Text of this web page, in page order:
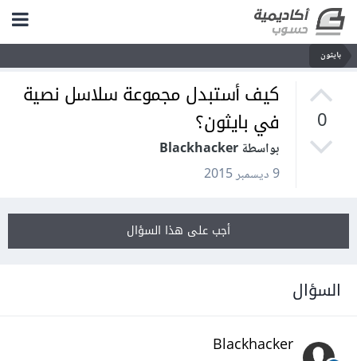
بايثون
0
كيف أستبدل مجموعة سلاسل نصية
في بايثون؟
بواسطة Blackhacker
9 ديسمبر 2015
أجب على هذا السؤال
السؤال
Blackhacker